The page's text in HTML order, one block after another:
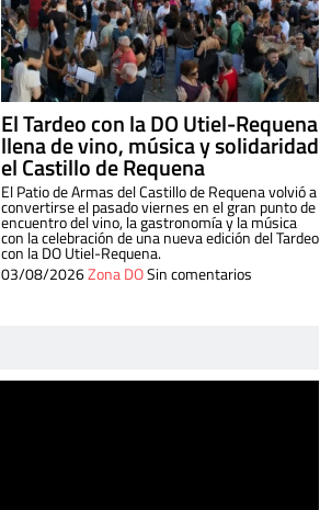
El Tardeo con la DO Utiel-Requena
llena de vino, música y solidaridad
el Castillo de Requena
El Patio de Armas del Castillo de Requena volvió a
convertirse el pasado viernes en el gran punto de
encuentro del vino, la gastronomía y la música
con la celebración de una nueva edición del Tardeo
con la DO Utiel-Requena.
03/08/2026Zona DOSin comentarios